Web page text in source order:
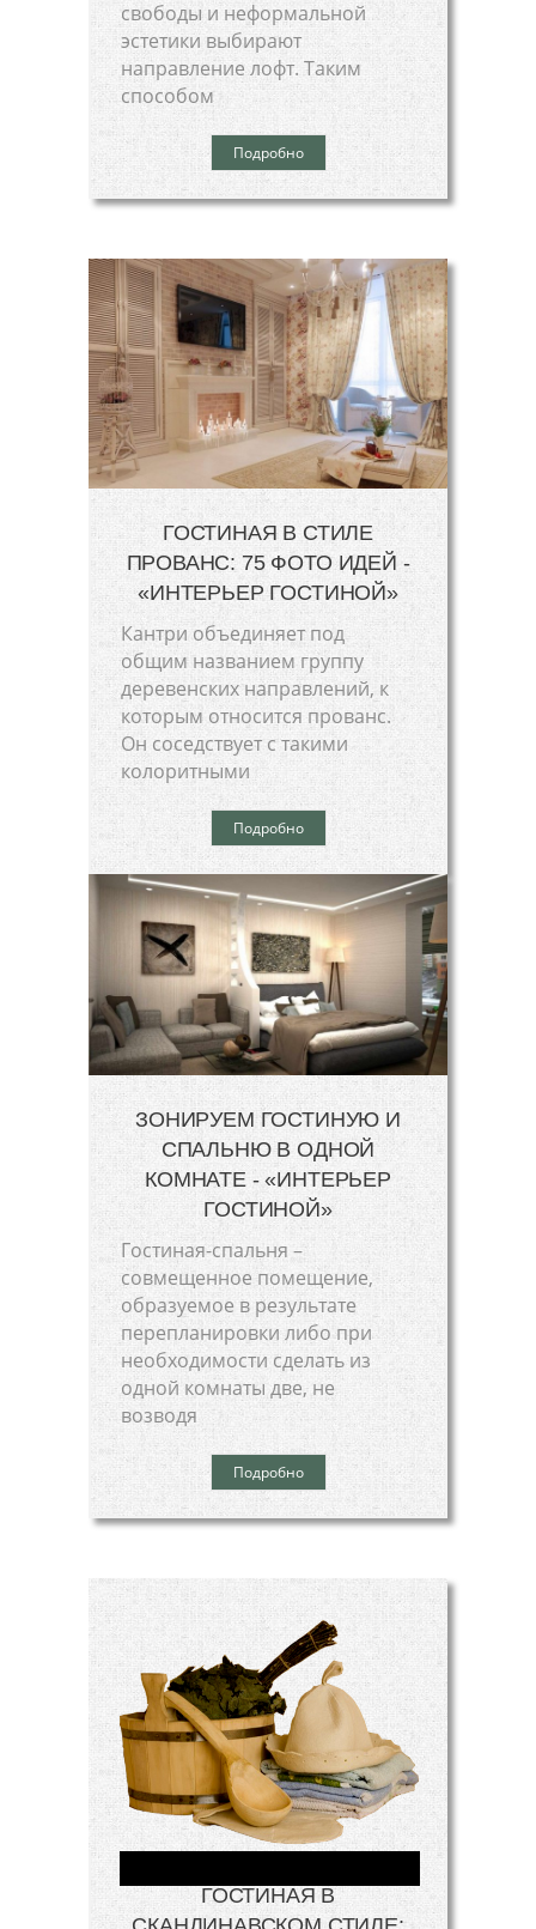
свободы и неформальной
эстетики выбирают
направление лофт. Таким
способом
Подробно
ГОСТИНАЯ В СТИЛЕ
ПРОВАНС: 75 ФОТО ИДЕЙ -
«ИНТЕРЬЕР ГОСТИНОЙ»
Кантри объединяет под
общим названием группу
деревенских направлений, к
которым относится прованс.
Он соседствует с такими
колоритными
Подробно
ЗОНИРУЕМ ГОСТИНУЮ И
СПАЛЬНЮ В ОДНОЙ
КОМНАТЕ - «ИНТЕРЬЕР
ГОСТИНОЙ»
Гостиная-спальня –
совмещенное помещение,
образуемое в результате
перепланировки либо при
необходимости сделать из
одной комнаты две, не
возводя
Подробно
ГОСТИНАЯ В